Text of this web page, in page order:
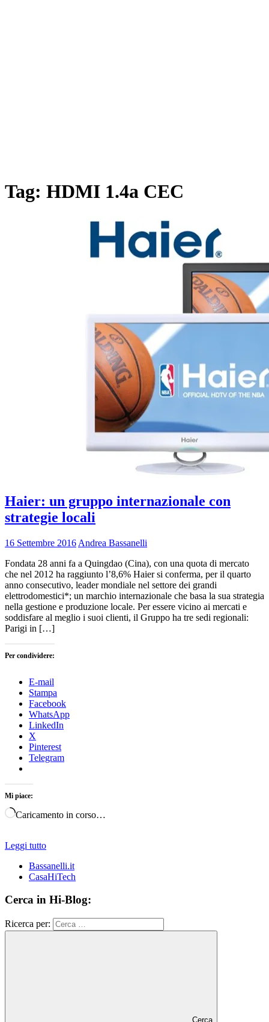
Tag: HDMI 1.4a CEC
Haier: un gruppo internazionale con
strategie locali
16 Settembre 2016 Andrea Bassanelli
Fondata 28 anni fa a Quingdao (Cina), con una quota di mercato
che nel 2012 ha raggiunto l’8,6% Haier si conferma, per il quarto
anno consecutivo, leader mondiale nel settore dei grandi
elettrodomestici*; un marchio internazionale che basa la sua strategia
nella gestione e produzione locale. Per essere vicino ai mercati e
soddisfare al meglio i suoi clienti, il Gruppo ha tre sedi regionali:
Parigi in […]
Per condividere:
E-mail
Stampa
Facebook
WhatsApp
LinkedIn
X
Pinterest
Telegram
Mi piace:
Caricamento in corso…
Leggi tutto
Bassanelli.it
CasaHiTech
Cerca in Hi-Blog:
Ricerca per:
Cerca